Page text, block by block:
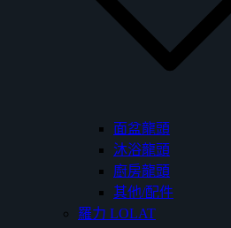
面盆龍頭
沐浴龍頭
廚房龍頭
其他/配件
羅力 LOLAT